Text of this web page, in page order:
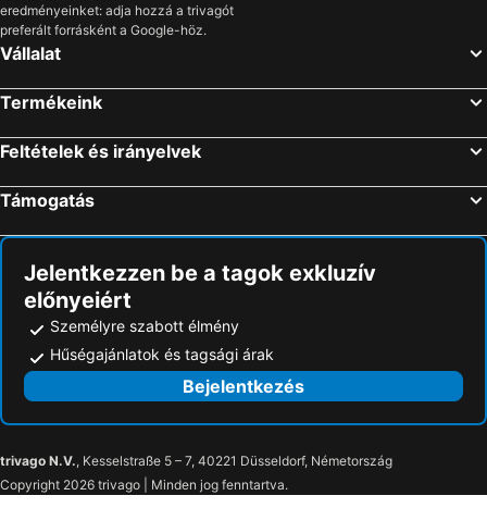
eredményeinket: adja hozzá a trivagót
preferált forrásként a Google-höz.
Vállalat
Termékeink
Feltételek és irányelvek
Támogatás
Jelentkezzen be a tagok exkluzív
előnyeiért
Személyre szabott élmény
Hűségajánlatok és tagsági árak
Bejelentkezés
trivago N.V., Kesselstraße 5 – 7, 40221 Düsseldorf, Németország
Copyright 2026 trivago | Minden jog fenntartva.